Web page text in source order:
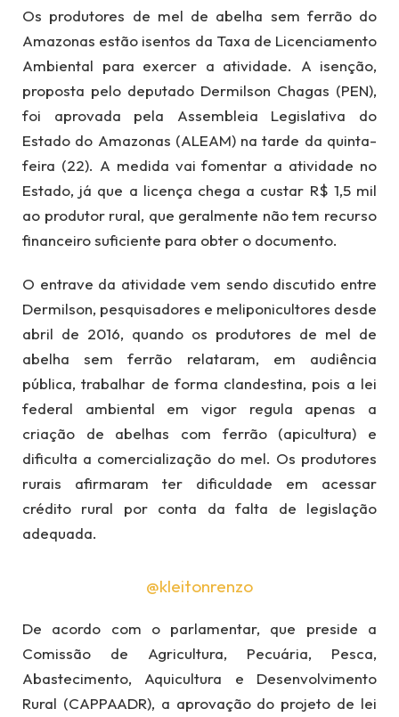
Os produtores de mel de abelha sem ferrão do
Amazonas estão isentos da Taxa de Licenciamento
Ambiental para exercer a atividade. A isenção,
proposta pelo deputado Dermilson Chagas (PEN),
foi aprovada pela Assembleia Legislativa do
Estado do Amazonas (ALEAM) na tarde da quinta-
feira (22). A medida vai fomentar a atividade no
Estado, já que a licença chega a custar R$ 1,5 mil
ao produtor rural, que geralmente não tem recurso
financeiro suficiente para obter o documento.
O entrave da atividade vem sendo discutido entre
Dermilson, pesquisadores e meliponicultores desde
abril de 2016, quando os produtores de mel de
abelha sem ferrão relataram, em audiência
pública, trabalhar de forma clandestina, pois a lei
federal ambiental em vigor regula apenas a
criação de abelhas com ferrão (apicultura) e
dificulta a comercialização do mel. Os produtores
rurais afirmaram ter dificuldade em acessar
crédito rural por conta da falta de legislação
adequada.
@kleitonrenzo
De acordo com o parlamentar, que preside a
Comissão de Agricultura, Pecuária, Pesca,
Abastecimento, Aquicultura e Desenvolvimento
Rural (CAPPAADR), a aprovação do projeto de lei